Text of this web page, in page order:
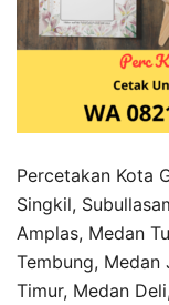
Percetakan Kota
Singkil,
Amplas, Medan
Tembung, Medan
Timur, Medan